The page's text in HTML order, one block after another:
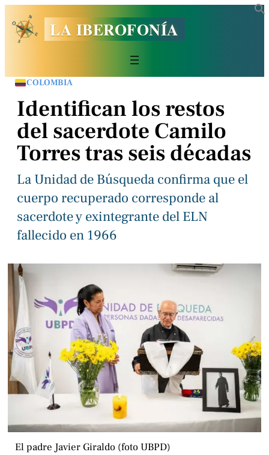
LA IBEROFONÍA
COLOMBIA
Identifican los restos
del sacerdote Camilo
Torres tras seis décadas
La Unidad de Búsqueda confirma que el
cuerpo recuperado corresponde al
sacerdote y exintegrante del ELN
fallecido en 1966
El padre Javier Giraldo (foto UBPD)